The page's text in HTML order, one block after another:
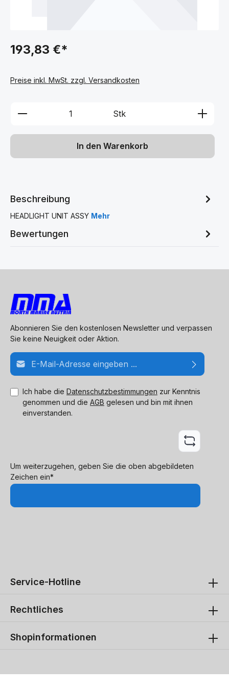
193,83 €*
Preise inkl. MwSt. zzgl. Versandkosten
Produkt Anzahl: Gib den
Stk
In den Warenkorb
Beschreibung
HEADLIGHT UNIT ASSY Mehr
Bewertungen
Abonnieren Sie den kostenlosen Newsletter und verpassen
Sie keine Neuigkeit oder Aktion.
E-Mail-Adresse*
Ich habe die Datenschutzbestimmungen zur Kenntnis
genommen und die AGB gelesen und bin mit ihnen
einverstanden.
Um weiterzugehen, geben Sie die oben abgebildeten
Zeichen ein*
Service-Hotline
Rechtliches
Shopinformationen